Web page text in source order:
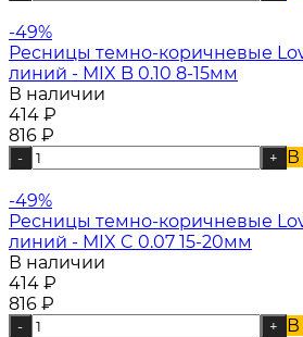
-49%
Ресницы темно-коричневые
линий - MIX B 0.10 8-15мм
В наличии
414 ₽
816 ₽
- + В
-49%
Ресницы темно-коричневые
линий - MIX C 0.07 15-20мм
В наличии
414 ₽
816 ₽
- + В